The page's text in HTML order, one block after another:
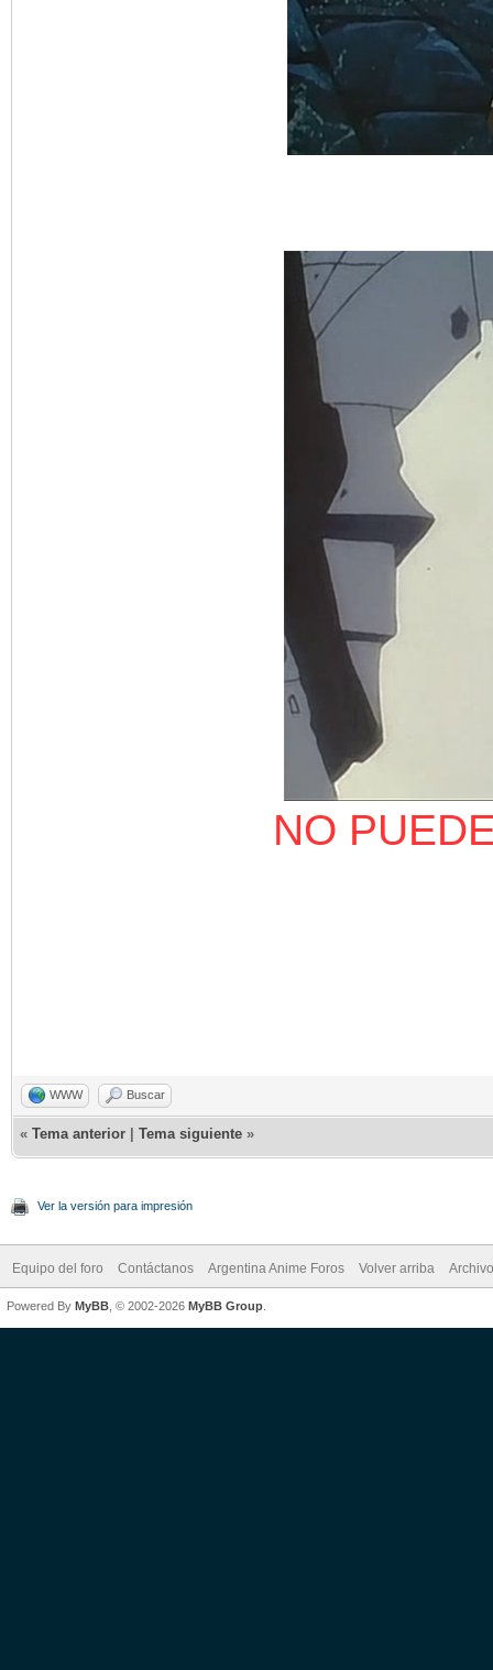
NO
WWW Buscar
« Tema anterior Tema siguiente »
Ver la versión para impresión
Equipo del foro Contáctanos Argentina Anime Foros Volver arriba
Powered By MyBB , © 2002-2026 MyBB Group